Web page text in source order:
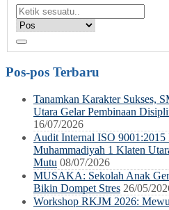
Pos-pos Terbaru
Tanamkan Karakter Sukses,
Utara Gelar Pembinaan
16/07/2026
Audit Internal ISO
Muhammadiyah 1 Klaten
Mutu 08/07/2026
MUSAKA: Sekolah Anak
Bikin Dompet Stres 26/05/
Workshop RKJM 2026: